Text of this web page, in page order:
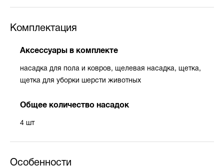
Комплектация
Аксессуары в комплекте
насадка для пола и ковров, щелевая насадка, щетка,
щетка для уборки шерсти животных
Общее количество насадок
4 шт
Особенности